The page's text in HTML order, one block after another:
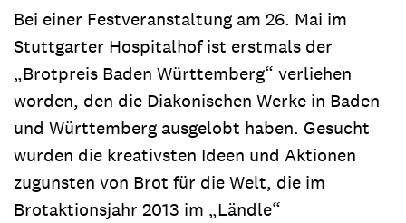
Bei einer Festveranstaltung am 26. Mai im
Stuttgarter Hospitalhof ist erstmals der
„Brotpreis Baden Württemberg“ verliehen
worden, den die Diakonischen Werke in Baden
und Württemberg ausgelobt haben. Gesucht
wurden die kreativsten Ideen und Aktionen
zugunsten von Brot für die Welt, die im
Brotaktionsjahr 2013 im „Ländle“